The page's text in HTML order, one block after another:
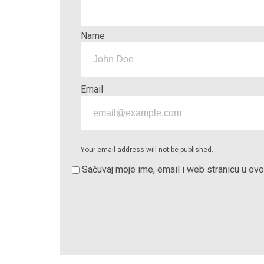
Name
Email
Your email address will not be published.
Sačuvaj moje ime, email i web stranicu u